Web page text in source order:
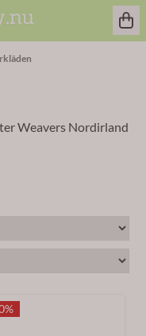
Weavers Nordirland